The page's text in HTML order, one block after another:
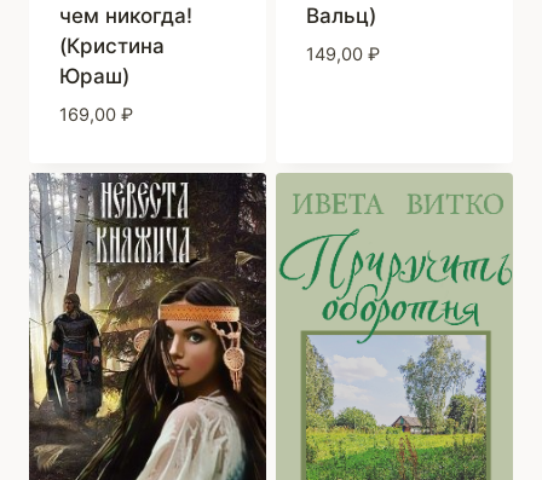
чем никогда!
(Кристина
Юраш)
169,00 ₽
Вальц)
149,00 ₽